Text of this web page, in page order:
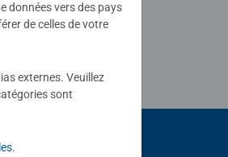
données vers des pays
de celles de votre
externes. Veuillez
sont
.